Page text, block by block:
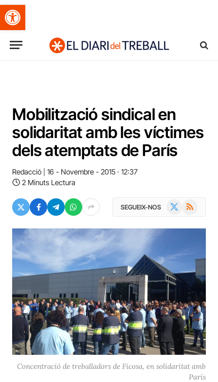
Obre la barra d'eines
Mobilització sindical en
solidaritat amb les víctimes
dels atemptats de París
Redacció
16 - Novembre - 2015 · 12:37
2 Minuts Lectura
SEGUEIX-NOS RSS
Concentració de treballadors de Ficosa, en solidaritat amb
París